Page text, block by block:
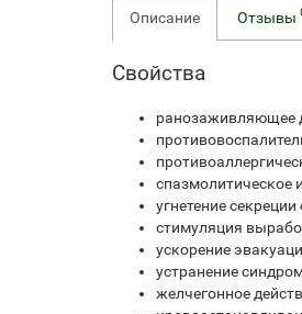
Описание Отзывы
Свойства
ранозаживляющее
спазмолитическое
угнетение
стимуляция
ускорение
устранение
желчегонное